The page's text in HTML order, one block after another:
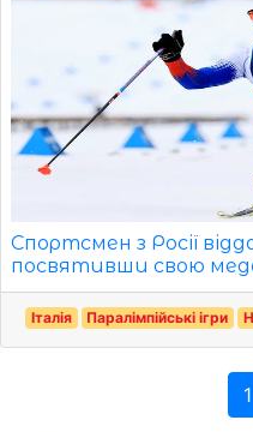
Спортсмен з Росії
посвятивши свою
Італія Паралімпійські ігри
1